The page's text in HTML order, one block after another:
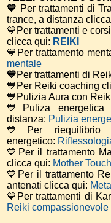
💙 Per trattamenti di
trance, a distanza
💙Per trattamenti e
clicca qui: REIKI
💙Per trattamento
mentale
💙Per trattamenti di
💙Per Reiki coaching
💙Pulizia Aura con
💙Puliza
distanza: Pulizia
💙Per riequilibrio
energetico:
💙Per il trattamento
clicca qui: Mother Touch
💙Per il trattamento
antenati clicca qui:
💙Per trattamenti di
Reiki compassionevole